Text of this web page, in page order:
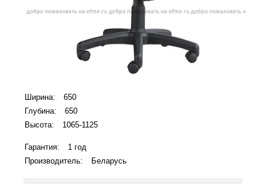
Ширина:
650
Глубина:
650
Высота:
1065-1125
Гарантия:
1 год
Производитель:
Беларусь